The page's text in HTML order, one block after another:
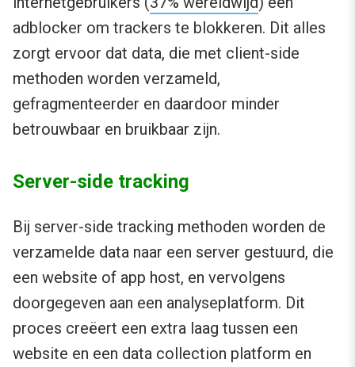
adblocker om trackers te blokkeren. Dit alles
zorgt ervoor dat data, die met client-side
methoden worden verzameld,
gefragmenteerder en daardoor minder
betrouwbaar en bruikbaar zijn.
Server-side tracking
Bij server-side tracking methoden worden de
verzamelde data naar een server gestuurd, die
een website of app host, en vervolgens
doorgegeven aan een analyseplatform. Dit
proces creëert een extra laag tussen een
website en een data collection platform en